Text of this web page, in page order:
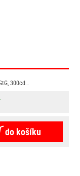
300cd…
do košíku